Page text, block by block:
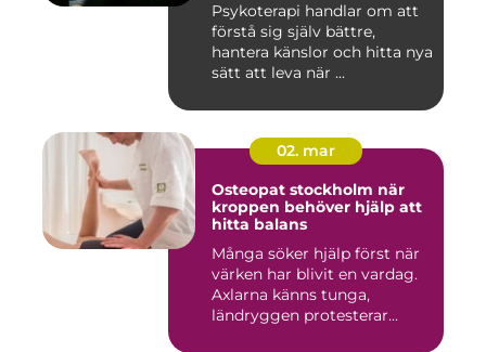
Psykoterapi handlar om att
förstå sig själv bättre,
hantera känslor och hitta nya
sätt att leva när ...
02. mar
Osteopat stockholm när
kroppen behöver hjälp att
hitta balans
Många söker hjälp först när
värken har blivit en vardag.
Axlarna känns tunga,
ländryggen protesterar...